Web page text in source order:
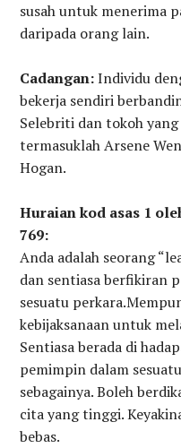
susah untuk menerima
daripada orang lain.
Cadangan:Individu
bekerja sendiri
Selebriti dan tokoh
termasuklah Arsene
Hogan.
Huraian kod asas 1
769:
Anda adalah seorang
dan sentiasa berfikiran
sesuatu
kebijaksanaan untuk
Sentiasa berada di
pemimpin dalam
sebagainya. Boleh
cita yang tinggi.
bebas.